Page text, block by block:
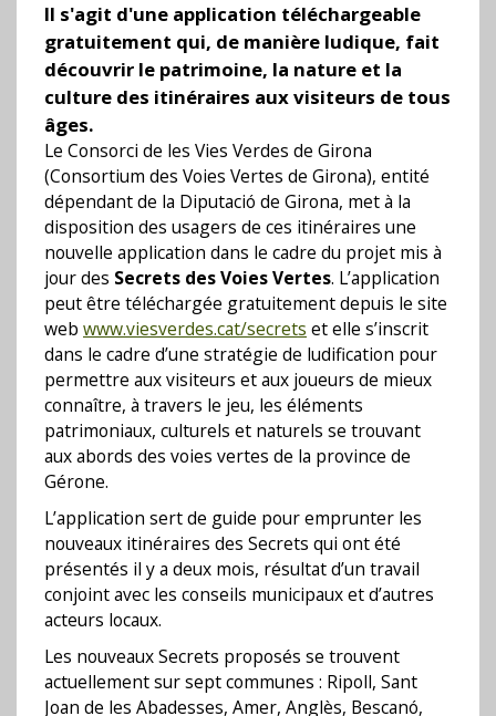
Il s'agit d'une application téléchargeable
gratuitement qui, de manière ludique, fait
découvrir le patrimoine, la nature et la
culture des itinéraires aux visiteurs de tous
âges.
Le Consorci de les Vies Verdes de Girona
(Consortium des Voies Vertes de Girona), entité
dépendant de la Diputació de Girona, met à la
disposition des usagers de ces itinéraires une
nouvelle application dans le cadre du projet mis à
jour des Secrets des Voies Vertes. L’application
peut être téléchargée gratuitement depuis le site
web www.viesverdes.cat/secrets et elle s’inscrit
dans le cadre d’une stratégie de ludification pour
permettre aux visiteurs et aux joueurs de mieux
connaître, à travers le jeu, les éléments
patrimoniaux, culturels et naturels se trouvant
aux abords des voies vertes de la province de
Gérone.
L’application sert de guide pour emprunter les
nouveaux itinéraires des Secrets qui ont été
présentés il y a deux mois, résultat d’un travail
conjoint avec les conseils municipaux et d’autres
acteurs locaux.
Les nouveaux Secrets proposés se trouvent
actuellement sur sept communes : Ripoll, Sant
Joan de les Abadesses, Amer, Anglès, Bescanó,